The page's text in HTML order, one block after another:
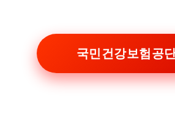
국민건강보험공